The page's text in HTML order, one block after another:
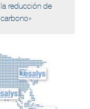
la reducción de
carbono»